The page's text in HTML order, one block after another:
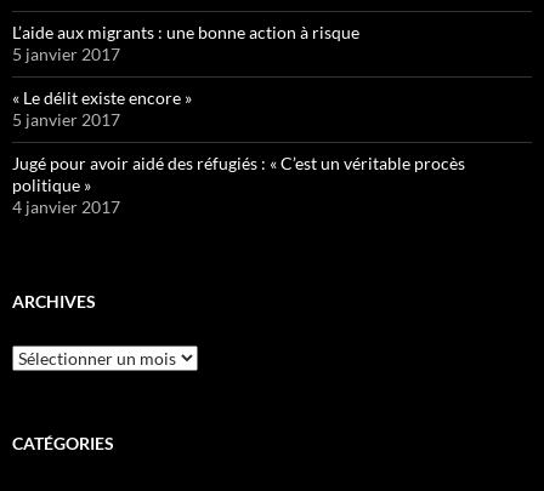
L’aide aux migrants : une bonne action à risque
5 janvier 2017
« Le délit existe encore »
5 janvier 2017
Jugé pour avoir aidé des réfugiés : « C’est un véritable procès
politique »
4 janvier 2017
ARCHIVES
Archives
CATÉGORIES